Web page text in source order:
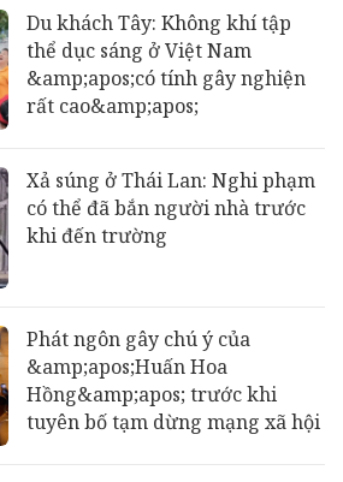
Du khách Tây: Không khí tập
thể dục sáng ở Việt Nam
&amp;apos;có tính gây nghiện
rất cao&amp;apos;
Xả súng ở Thái Lan: Nghi phạm
có thể đã bắn người nhà trước
khi đến trường
Phát ngôn gây chú ý của
&amp;apos;Huấn Hoa
Hồng&amp;apos; trước khi
tuyên bố tạm dừng mạng xã hội